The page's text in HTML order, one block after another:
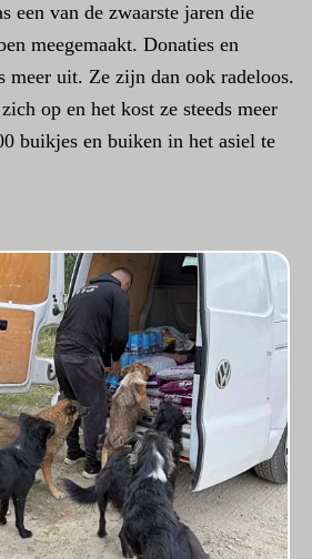
een van de zwaarste jaren die
meegemaakt. Donaties en
meer uit. Ze zijn dan ook radeloos.
op en het kost ze steeds meer
buikjes en buiken in het asiel te